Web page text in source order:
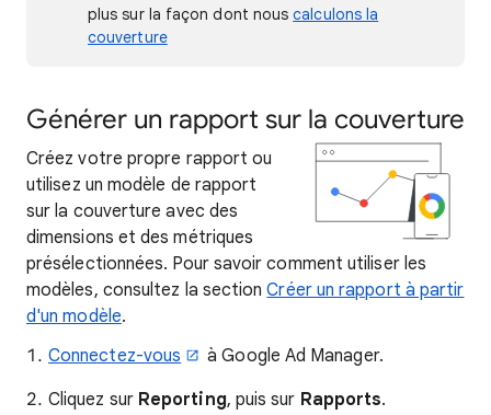
plus sur la façon dont nouscalculons la
couverture
Générer un rapport sur la couverture
Créez votre propre rapport ou
utilisez un modèle de rapport
sur la couverture avec des
dimensions et des métriques
présélectionnées. Pour savoir comment utiliser les
modèles, consultez la sectionCréer un rapport à partir
d'un modèle.
Connectez-vous
à Google Ad Manager.
Cliquez sur Reporting, puis sur Rapports.